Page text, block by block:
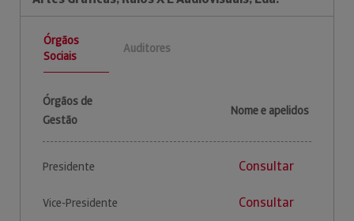
Órgãos
Sociais
Auditores
Órgãos de
Gestão
Nome e apelidos
Presidente Consultar
Vice-Presidente Consultar